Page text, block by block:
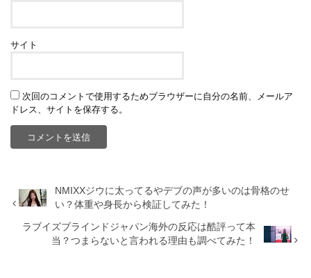
サイト
次回のコメントで使用するためブラウザーに自分の名前、メールア
ドレス、サイトを保存する。
NMIXXジウに太ってるやデブの声が多いのは骨格のせ
い？体重や身長から検証してみた！
ラブイズブラインドジャパン海外の反応は酷評って本
当？つまらないと言われる理由も調べてみた！